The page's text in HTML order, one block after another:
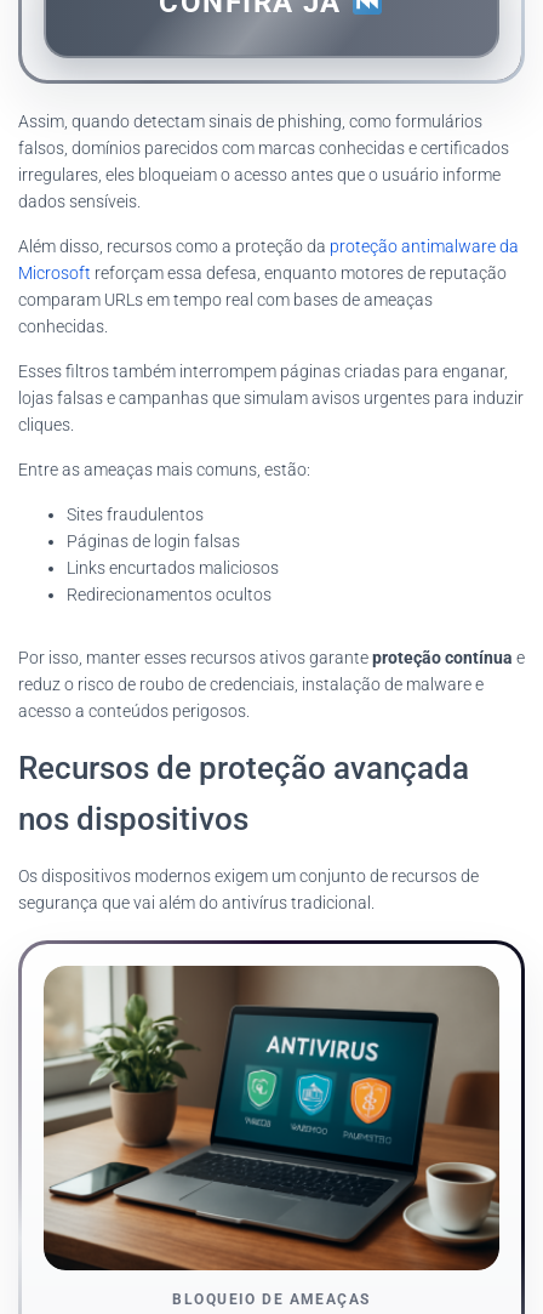
Assim, quando detectam sinais de phishing, como formulários
falsos, domínios parecidos com marcas conhecidas e certificados
irregulares, eles bloqueiam o acesso antes que o usuário informe
dados sensíveis.
Além disso, recursos como a proteção da proteção antimalware da
Microsoft reforçam essa defesa, enquanto motores de reputação
comparam URLs em tempo real com bases de ameaças
conhecidas.
Esses filtros também interrompem páginas criadas para enganar,
lojas falsas e campanhas que simulam avisos urgentes para induzir
cliques.
Entre as ameaças mais comuns, estão:
Sites fraudulentos
Páginas de login falsas
Links encurtados maliciosos
Redirecionamentos ocultos
Por isso, manter esses recursos ativos garanteproteção contínua e
reduz o risco de roubo de credenciais, instalação de malware e
acesso a conteúdos perigosos.
Recursos de proteção avançada
nos dispositivos
Os dispositivos modernos exigem um conjunto de recursos de
segurança que vai além do antivírus tradicional.
BLOQUEIO DE AMEAÇAS